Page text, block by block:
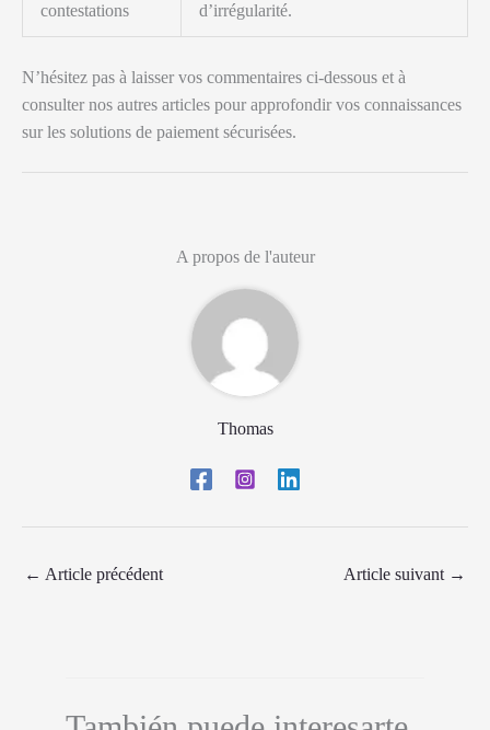
contestations
d’irrégularité.
N’hésitez pas à laisser vos commentaires ci-dessous et à
consulter nos autres articles pour approfondir vos connaissances
sur les solutions de paiement sécurisées.
A propos de l'auteur
Thomas
← Article précédent Article suivant →